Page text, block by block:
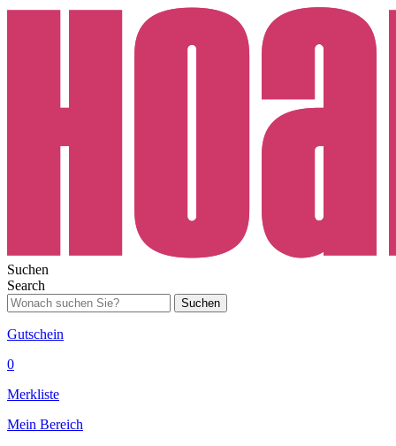
Suchen
Search
Suchen
Gutschein
0
Merkliste
Mein Bereich